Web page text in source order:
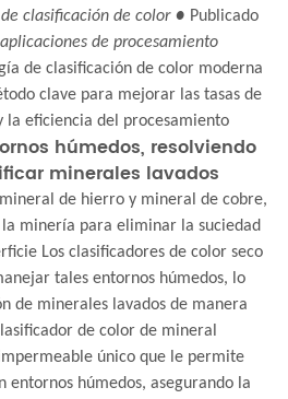
clasificación de color ● Publicado
de procesamiento
de clasificación de color moderna
clave para mejorar las tasas de
la eficiencia del procesamiento
húmedos, resolviendo
minerales lavados
de hierro y mineral de cobre,
la minería para eliminar la suciedad
Los clasificadores de color seco
tales entornos húmedos, lo
de minerales lavados de manera
de color de mineral
único que le permite
húmedos, asegurando la